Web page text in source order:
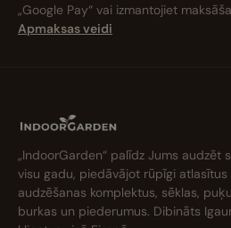
„Google Pay“ vai izmantojiet
Apmaksas veidi
„IndoorGarden“ palīdz Jums audzēt
visu gadu, piedāvājot rūpīgi atlasītus
audzēšanas komplektus, sēklas,
burkas un piederumus. Dibināts